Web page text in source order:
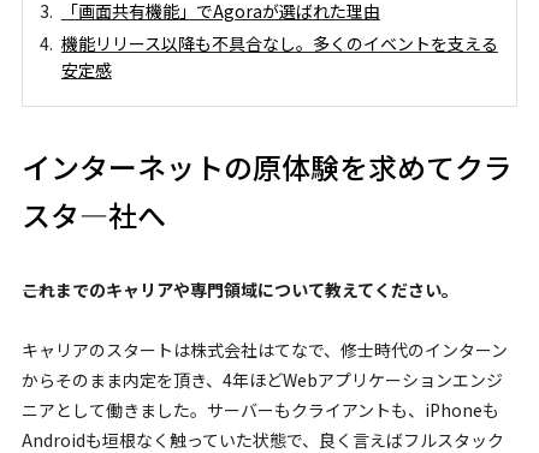
「画面共有機能」でAgoraが選ばれた理由
機能リリース以降も不具合なし。多くのイベントを支える
安定感
インターネットの原体験を求めてクラ
スタ―社へ
――これまでのキャリアや専門領域について教えてください。
キャリアのスタートは株式会社はてなで、修士時代のインターン
からそのまま内定を頂き、4年ほどWebアプリケーションエンジ
ニアとして働きました。サーバーもクライアントも、iPhoneも
Androidも垣根なく触っていた状態で、良く言えばフルスタック